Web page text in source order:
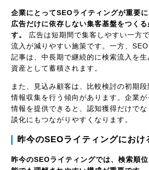
企業にとってSEOライティングが重要に
広告だけに依存しない集客基盤をつくる
す。
広告は短期間で集客しやすい一方
流入が減りやすい施策です。一方、
記事は、中長期で継続的に検索流入を
資産として蓄積されます。
また、見込み顧客は、比較検討の初期
情報収集を行う傾向があります。企業
情報を提供できると、認知獲得だけで
談化にもつながりやすくなります。
昨今のSEOライティングにおけ
昨今のSEOライティングでは、検索順